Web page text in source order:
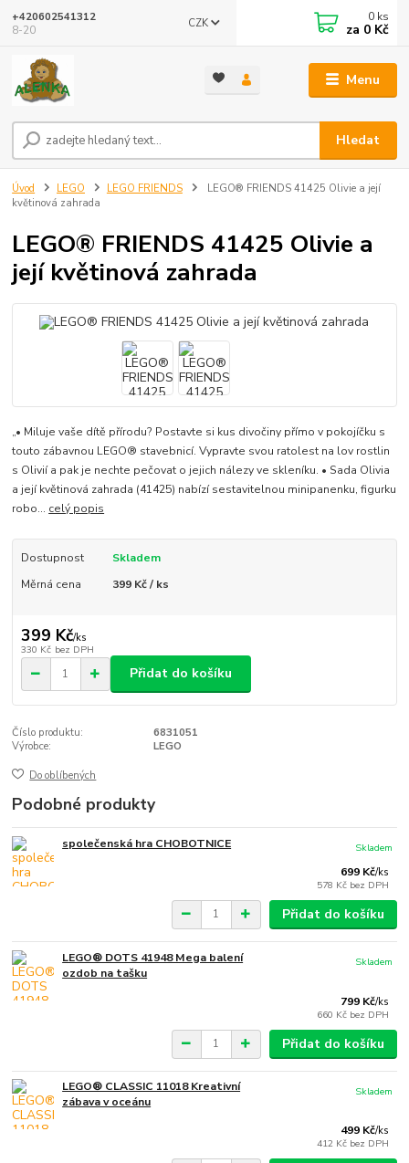
Menu
CZK
Hledat
+420602541312
8-20
0 ks
za 0 Kč
Úvod LEGO LEGO FRIENDS
LEGO® FRIENDS 41425 Olivie a její
květinová zahrada
LEGO® FRIENDS 41425 Olivie a
její květinová zahrada
„• Miluje vaše dítě přírodu? Postavte si kus divočiny přímo v pokojíčku s
touto zábavnou LEGO® stavebnicí. Vypravte svou ratolest na lov rostlin
s Olivií a pak je nechte pečovat o jejich nálezy ve skleníku. • Sada Olivia
a její květinová zahrada (41425) nabízí sestavitelnou minipanenku, figurku
robo... celý popis
Dostupnost
Skladem
Měrná cena
399 Kč / ks
399 Kč/ks
330 Kč bez DPH
Přidat do košíku
Číslo produktu:
6831051
Výrobce:
LEGO
Do oblíbených
Podobné produkty
společenská hra CHOBOTNICE
699 Kč/ks
578 Kč bez DPH
Skladem
Přidat do košíku
LEGO® DOTS 41948 Mega balení
ozdob na tašku
799 Kč/ks
660 Kč bez DPH
Skladem
Přidat do košíku
LEGO® CLASSIC 11018 Kreativní
zábava v oceánu
499 Kč/ks
412 Kč bez DPH
Skladem